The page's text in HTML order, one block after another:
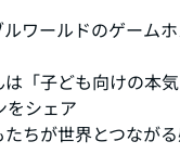
ワールドのゲーム
「子ども向けの本
をシェア
ちが世界とつなが